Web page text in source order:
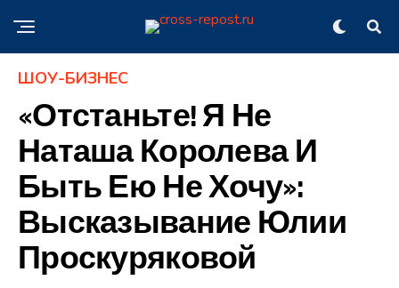
ШОУ-БИЗНЕС
«Отстаньте! Я Не
Наташа Королева И
Быть Ею Не Хочу»:
Высказывание Юлии
Проскуряковой